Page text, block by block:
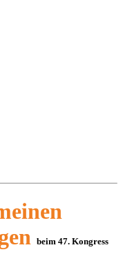
beim 47. Kongress